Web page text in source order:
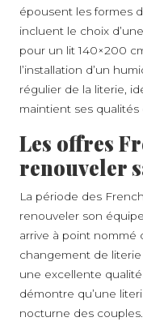
épousent les formes
incluent le choix
pour un lit 140×200
l’installation d’un
régulier de la literie,
maintient ses qualités
Les offres
renouveler
La période des
renouveler son
arrive à point nommé
changement de
une excellente
démontre qu’une
nocturne des couples.